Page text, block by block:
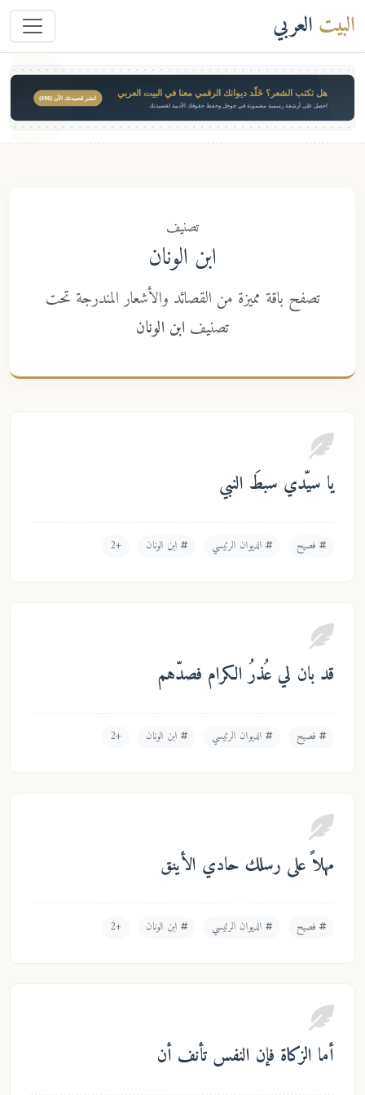
البيت العربي
هل تكتب الشعر؟ خَلّد ديوانك الرقمي معنا في البيت العربي
احصل على أرشفة رسمية مضمونة في جوجل وحفظ حقوقك الأدبية لقصيدتك
انشر قصيدتك الآن ($49)
تصنيف
ابن الونان
تصفح باقة مميزة من القصائد والأشعار المندرجة تحت
تصنيف ابن الونان
يا سيّدي سبطَ النبي
فصيح الديوان الرئيسي ابن الونان +2
قد بان لي عُذرُ الكرام فصدّهم
فصيح الديوان الرئيسي ابن الونان +2
مهلاً على رسلك حادي الأينق
فصيح الديوان الرئيسي ابن الونان +2
أما الزكاة فإن النفس تأنف أن